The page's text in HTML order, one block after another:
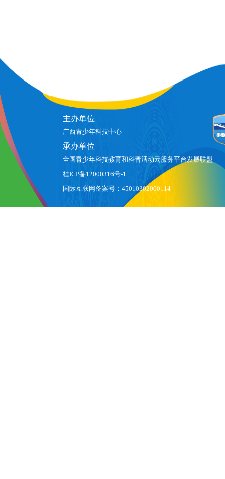
主办单位
广西青少年科技中心
承办单位
全国青少年科技教育和科普活动云服务平台发展联盟
桂ICP备12000316号-1
国际互联网备案号：45010302000114